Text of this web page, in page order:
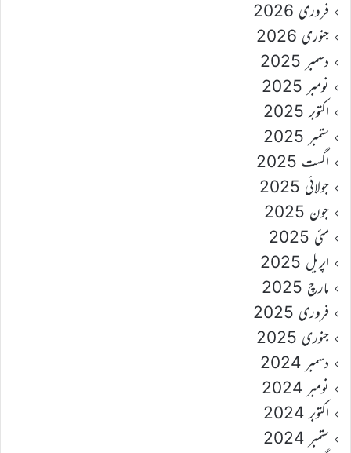
فروری 2026
جنوری 2026
دسمبر 2025
نومبر 2025
اکتوبر 2025
ستمبر 2025
اگست 2025
جولائی 2025
جون 2025
مئی 2025
اپریل 2025
مارچ 2025
فروری 2025
جنوری 2025
دسمبر 2024
نومبر 2024
اکتوبر 2024
ستمبر 2024